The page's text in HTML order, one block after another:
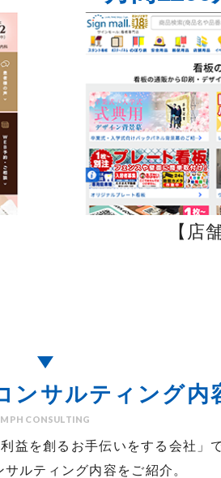
【店
ンサルティング内
MPH CONSULTING
益を創るお手伝いをする会社」
ルティング内容をご紹介。